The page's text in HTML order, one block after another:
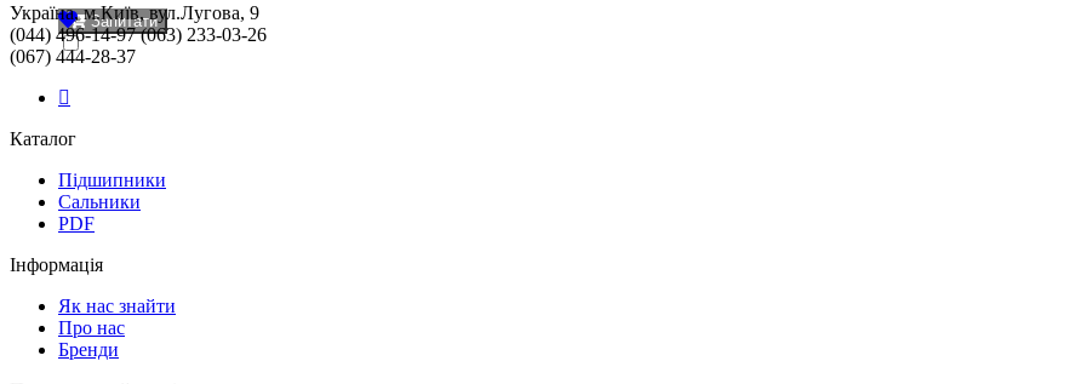
Запитати
Україна, м.Київ, вул.Лугова, 9
(044) 496-14-97 (063) 233-03-26
(067) 444-28-37
Каталог
Підшипники
Сальники
PDF
Інформація
Як нас знайти
Про нас
Бренди